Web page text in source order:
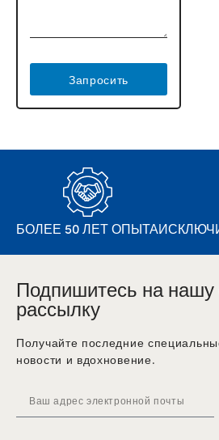
Запросить
БОЛЕЕ 50 ЛЕТ ОПЫТА
Подпишитесь на
рассылку
Получайте последние
новости и вдохновение.